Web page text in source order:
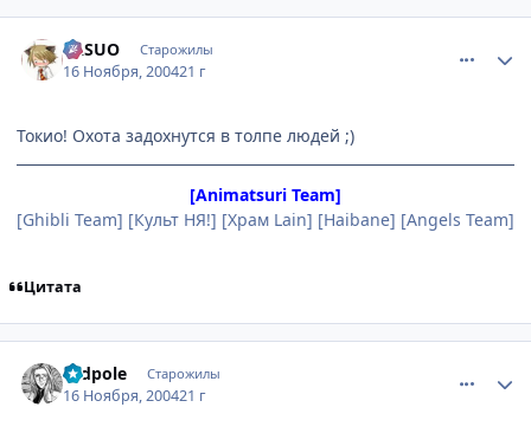
YASUO Старожилы
16 Ноября, 200421 г
Токио! Охота задохнутся в толпе людей ;)
[Animatsuri Team]
[Ghibli Team] [Культ НЯ!] [Храм Lain] [Haibane] [Angels Team]
Цитата
Tadpole Старожилы
16 Ноября, 200421 г